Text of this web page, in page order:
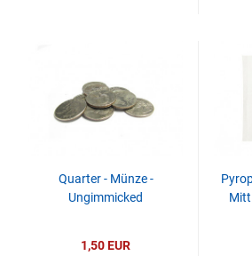
Quarter - Münze -
Ungimmicked
1,50 EUR